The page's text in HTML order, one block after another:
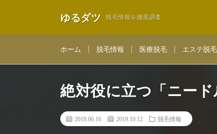
ゆるダツ 脱毛情報を徹底調査
ホーム 脱毛情報 医療脱毛 エステ脱毛
絶対役に立つ「ニー
2018.06.16 2019.10.12 脱毛情報